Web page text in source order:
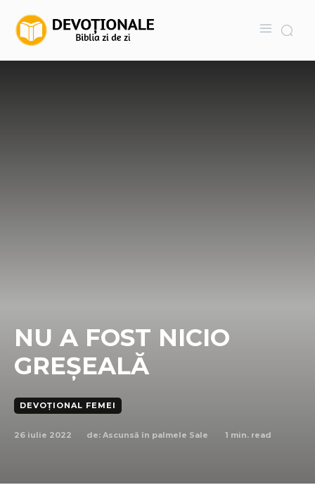
NU A FOST NICIO
GREȘEALĂ
DEVOȚIONAL FEMEI
26 iulie 2022 de: Ascunsă în palmele Sale 1 min. read